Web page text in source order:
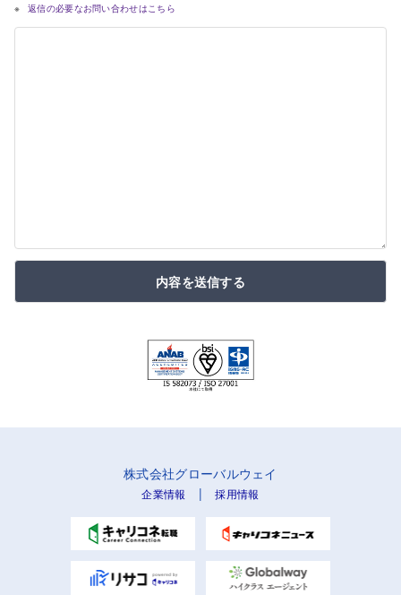
返信の必要なお問い合わせはこちら
内容を送信する
株式会社グローバルウェイ
企業情報 |採用情報